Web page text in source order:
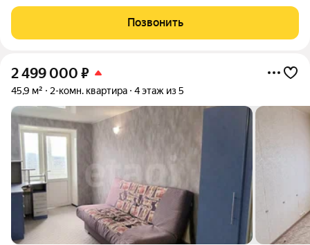
сад, недалеко школа. Прекрасный вид из окна на гору Качканар
и красивейшие
Позвонить
2 499 000 ₽
45,9 м² 2-комн. квартира 4 этаж из 5